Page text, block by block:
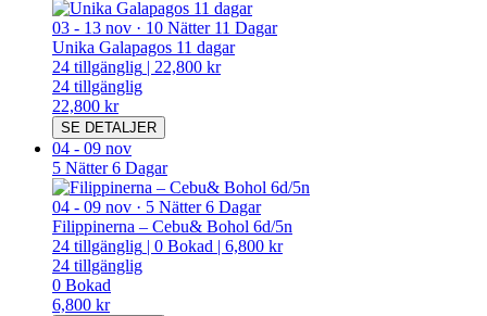
03 - 13 nov · 10 Nätter 11 Dagar
Unika Galapagos 11 dagar
24 tillgänglig | 22,800 kr
24 tillgänglig
22,800 kr
SE DETALJER
04 - 09 nov
5 Nätter 6 Dagar
04 - 09 nov · 5 Nätter 6 Dagar
Filippinerna – Cebu& Bohol 6d/5n
24 tillgänglig | 0 Bokad | 6,800 kr
24 tillgänglig
0 Bokad
6,800 kr